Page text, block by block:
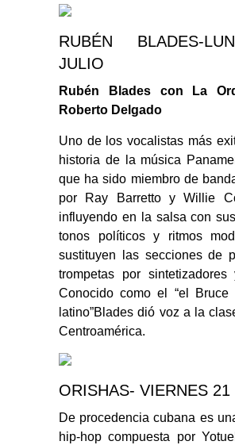
RUBÉN BLADES-
JULIO
Rubén Blades con La
Roberto Delgado
Uno de los vocalistas más
historia de la música
que ha sido miembro de
por Ray Barretto y Willie
influyendo en la salsa con
tonos políticos y ritmos
sustituyen las secciones de
trompetas por sintetizadores
Conocido como el “el Bruce
latino”Blades dió voz a la
Centroamérica.
ORISHAS- VIERNES 21
De procedencia cubana es
hip-hop compuesta por